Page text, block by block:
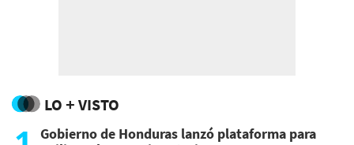
LO + VISTO
Gobierno de Honduras lanzó plataforma para